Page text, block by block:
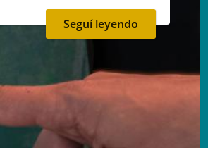
Seguí leyendo